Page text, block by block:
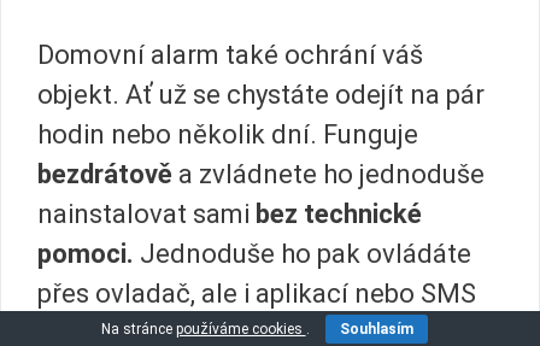
Domovní alarm také ochrání váš
objekt. Ať už se chystáte odejít na pár
hodin nebo několik dní. Funguje
bezdrátově a zvládnete ho jednoduše
nainstalovat sami bez technické
pomoci. Jednoduše ho pak ovládáte
přes ovladač, ale i aplikací nebo SMS
příkazem. V případě zaznamenaného
Na stránce používáme cookies . Souhlasím